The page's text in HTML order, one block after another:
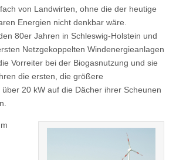
möglich!
von Landwirten, ohne die der heutige
Energien nicht denkbar wäre.
80er Jahren in Schleswig-Holstein und
Netzgekoppelten Windenergieanlagen
Vorreiter bei der Biogasnutzung und sie
die ersten, die größere
20 kW auf die Dächer ihrer Scheunen